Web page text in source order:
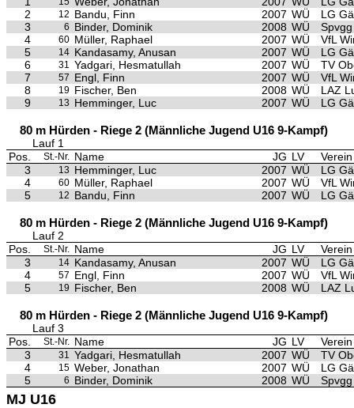
2
12 Bandu, Finn 2007 WÜ
LG
3
6 Binder, Dominik 2008 WÜ
4
60 Müller, Raphael 2007 WÜ
VfL
5
14 Kandasamy, Anusan 2007 WÜ
LG
6
31 Yadgari, Hesmatullah 2007 WÜ
TV
7
57 Engl, Finn 2007 WÜ
VfL
8
19 Fischer, Ben 2008 WÜ
LAZ
9
13 Hemminger, Luc 2007 WÜ LG
80 m Hürden - Riege 2 (Männliche Jugend U16 9-Kampf)
Lauf 1
Pos.
St.-Nr. Name JG LV
Verein
3
13 Hemminger, Luc 2007 WÜ
LG
4
60 Müller, Raphael 2007 WÜ
VfL
5
12 Bandu, Finn 2007 WÜ LG
80 m Hürden - Riege 2 (Männliche Jugend U16 9-Kampf)
Lauf 2
Pos.
St.-Nr. Name JG LV
Verein
3
14 Kandasamy, Anusan 2007 WÜ
LG
4
57 Engl, Finn 2007 WÜ
VfL
5
19 Fischer, Ben 2008 WÜ LAZ
80 m Hürden - Riege 2 (Männliche Jugend U16 9-Kampf)
Lauf 3
Pos.
St.-Nr. Name JG LV
Verein
3
31 Yadgari, Hesmatullah 2007 WÜ
TV
4
15 Weber, Jonathan 2007 WÜ
LG
5
6 Binder, Dominik 2008 WÜ
MJ U16